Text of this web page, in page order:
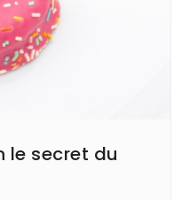
le secret du